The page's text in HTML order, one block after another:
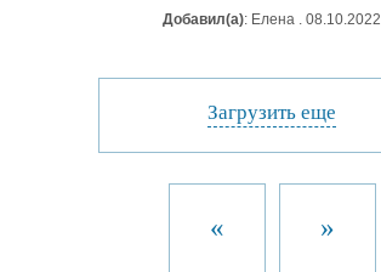
Добавил(а): Елена . 08.10.2022
Загрузить еще
« »